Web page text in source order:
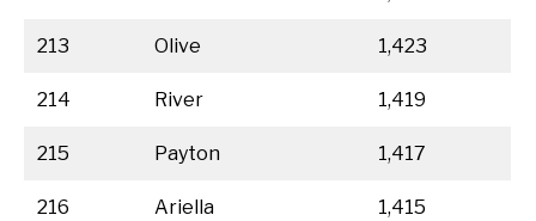
213 Olive 1,423
214 River 1,419
215 Payton 1,417
216 Ariella 1,415